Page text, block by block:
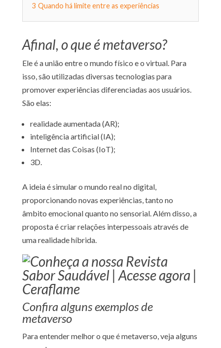
3 Quando há limite entre as experiências
Afinal, o que é metaverso?
Ele é a união entre o mundo físico e o virtual. Para
isso, são utilizadas diversas tecnologias para
promover experiências diferenciadas aos usuários.
São elas:
realidade aumentada (AR);
inteligência artificial (IA);
Internet das Coisas (IoT);
3D.
A ideia é simular o mundo real no digital,
proporcionando novas experiências, tanto no
âmbito emocional quanto no sensorial. Além disso, a
proposta é criar relações interpessoais através de
uma realidade híbrida.
Confira alguns exemplos de
metaverso
Para entender melhor o que é metaverso, veja alguns